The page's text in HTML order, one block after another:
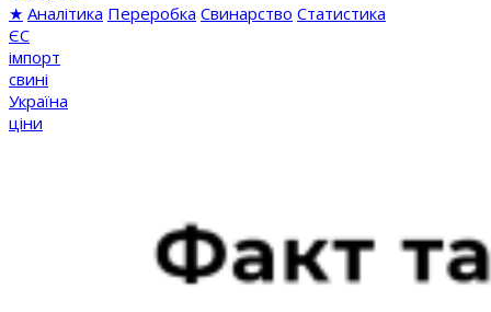
★ Аналітика Переробка Свинарство Статистика
ЄС
імпорт
свині
Україна
ціни